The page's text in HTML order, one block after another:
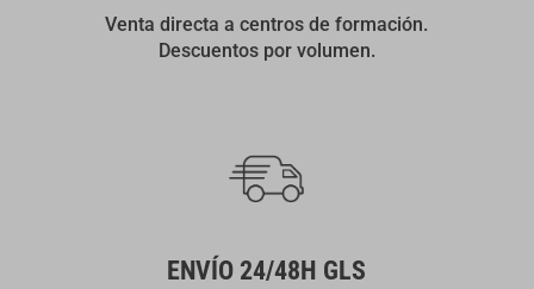
Venta directa a centros de formación.
Descuentos por volumen.
ENVÍO 24/48H GLS